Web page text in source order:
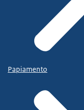
Papiamento